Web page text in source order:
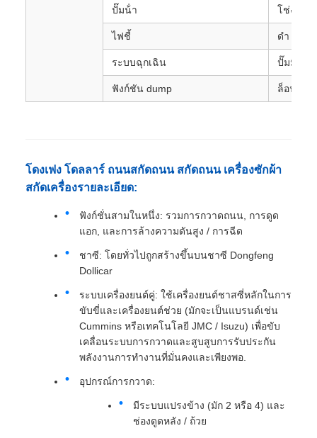
ปั๊มน้ํา โช่งเลีย
ไฟชี้ ดํา LED
ระบบฉุกเฉิน ปั๊มมือ
ฟังก์ชัน dump ล็อฟขยะ
โดงเฟง โดลลาร์ ถนนสกัดถนน สกัดถนน เครื่องซักผ้า
สกัดเครื่องรายละเอียด:
ฟังก์ชั่นสามในหนึ่ง: รวมการกวาดถนน, การดูด
แอก, และการล้างความดันสูง / การฉีด
ชาซี: โดยทั่วไปถูกสร้างขึ้นบนชาซี Dongfeng
Dollicar
ระบบเครื่องยนต์คู่: ใช้เครื่องยนต์ชาสซี่หลักในการ
ขับขี่และเครื่องยนต์ช่วย (มักจะเป็นแบรนด์เช่น
Cummins หรือเทคโนโลยี JMC / Isuzu) เพื่อขับ
เคลื่อนระบบการกวาดและสูบสูบการรับประกัน
พลังงานการทํางานที่มั่นคงและเพียงพอ.
อุปกรณ์การกวาด:
มีระบบแปรงข้าง (มัก 2 หรือ 4) และ
ช่องดูดหลัง / ถ้วย